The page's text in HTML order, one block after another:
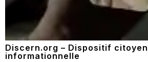
Discern.org – Dispositif
informationnelle